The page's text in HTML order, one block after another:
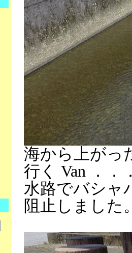
海から上がっ
行く Van ．．
水路でバシャ
阻止しました